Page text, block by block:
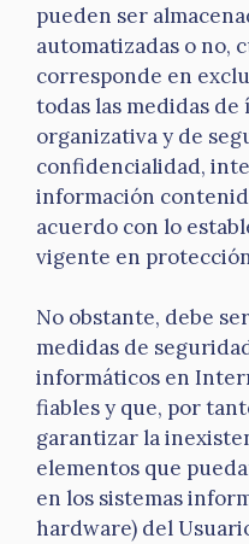
pueden ser
automatizadas o no,
corresponde en
todas las medidas
organizativa y de
confidencialidad,
información
acuerdo con lo
vigente en
No obstante, debe
medidas de
informáticos en
fiables y que, por
garantizar la
elementos que
en los sistemas
hardware) del